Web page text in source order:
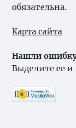
обязательна.
Карта сайта
Нашли
Выделите ее